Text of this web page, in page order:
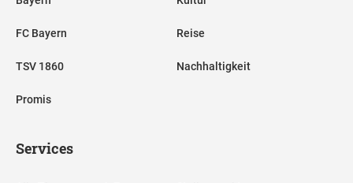
FC Bayern
TSV 1860
Promis
Reise
Nachhaltigkeit
Services